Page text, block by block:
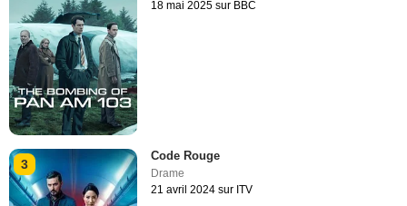
18 mai 2025 sur BBC
3
Code Rouge
Drame
21 avril 2024 sur ITV